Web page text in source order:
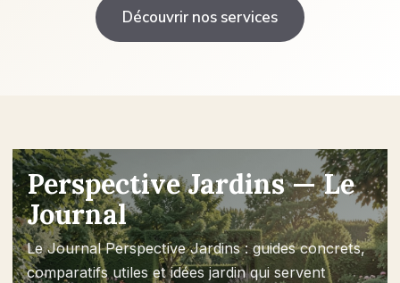
Découvrir nos services
Perspective Jardins — Le
Journal
Le Journal Perspective Jardins : guides concrets,
comparatifs utiles et idées jardin qui servent